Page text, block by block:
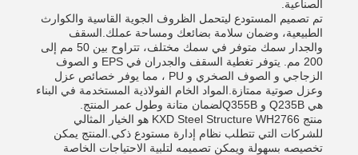
الصناعية.
تم تصميم المستودع ليتحمل الظروف الجوية القاسية والكوارث
الطبيعية، وضمان سلامة بضائعك ومساحة عملك.السقف
والجدار سمك متوفر في سمك مختلف، تتراوح بين 50 مم إلى
200 مم. يتوفر تغطية السقف والجدران في EPS و الصوف
الزجاجي و الصوف الصخري و PU ، مما يوفر خصائص عزل
وعزل صوتية ممتازة.المواد الخام الفولاذية المستخدمة في البناء
هي Q235B و Q355Bلضمان متانة وطول عمر المنتج.
منتج KXD Steel Structure WH2766 هو الخيار المثالي
للشركات التي تتطلب نظام إدارة مستودع ذكي.المنتج يمكن
تخصيصه بسهولة ويمكن تصميمه لتلبية الاحتياجات الخاصة